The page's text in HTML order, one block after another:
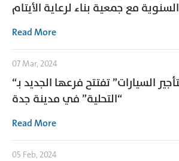
السنوية مع جمعية بناء لرعاية الأيتام
Read More
07 Mar, 2024
“ذيب لتأجير السيارات” تفتتح فرعها الجديد بـ
“التحلية” في مدينة جدة
Read More
05 Feb, 2024